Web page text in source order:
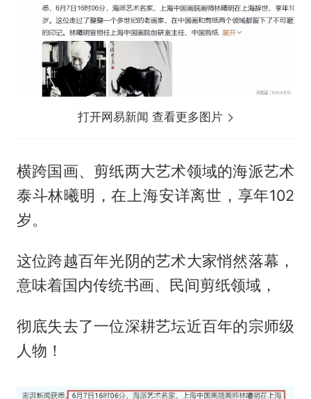
打开网易新闻 查看更多图片
横跨国画、剪纸两大艺术领域的海派艺术
泰斗林曦明，在上海安详离世，享年102
岁。
这位跨越百年光阴的艺术大家悄然落幕，
意味着国内传统书画、民间剪纸领域，
彻底失去了一位深耕艺坛近百年的宗师级
人物！